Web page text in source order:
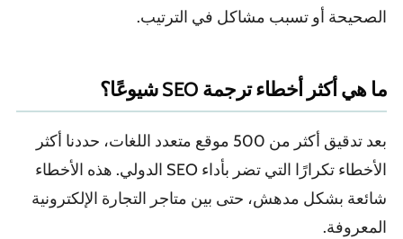
الصحيحة أو تسبب مشاكل في الترتيب.
ما هي أكثر أخطاء ترجمة SEO شيوعًا؟
بعد تدقيق أكثر من 500 موقع متعدد اللغات، حددنا أكثر
الأخطاء تكرارًا التي تضر بأداء SEO الدولي. هذه الأخطاء
شائعة بشكل مدهش، حتى بين متاجر التجارة الإلكترونية
المعروفة.